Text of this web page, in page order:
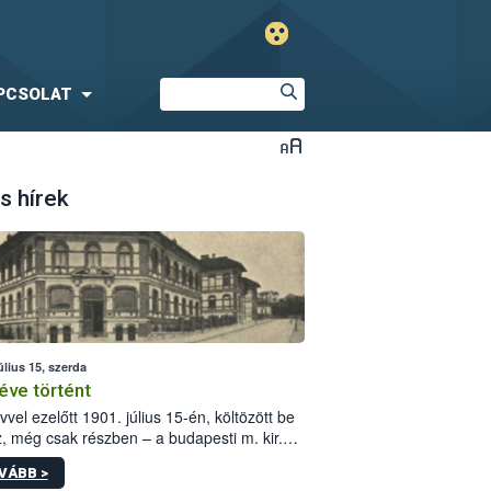
hírek
15, szerda
történt
ezelőtt 1901. július 15-én, költözött be
még csak részben – a budapesti m. kir.
állomás a Kis Rókus utca
alatti, Czigler Győző által tervezett új
>